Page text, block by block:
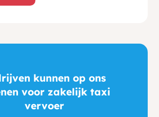
kunnen op ons
voor zakelijk taxi
vervoer